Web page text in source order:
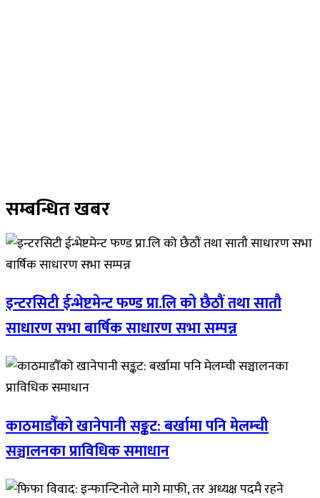
सम्बन्धित खबर
इन्टरसिटी ईन्भेष्टमेन्ट फण्ड प्रा.लि को छैठौं तथा सातौ
साधारण सभा बार्षिक साधारण सभा सम्पन्न
काठमाडौँको खानेपानी सङ्कट: बर्खामा पनि मेलम्ची
सञ्चालनका प्राविधिक समाधान